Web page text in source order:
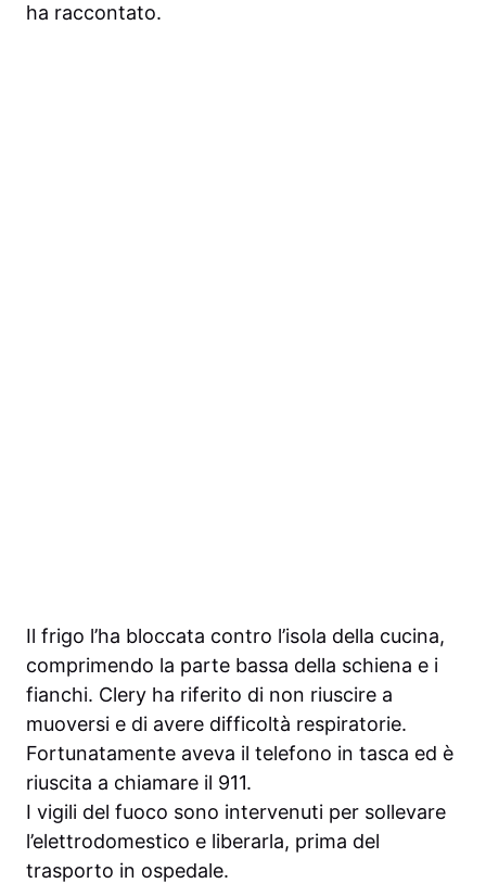
ha raccontato.
Il frigo l’ha bloccata contro l’isola della cucina,
comprimendo la parte bassa della schiena e i
fianchi. Clery ha riferito di non riuscire a
muoversi e di avere difficoltà respiratorie.
Fortunatamente aveva il telefono in tasca ed è
riuscita a chiamare il 911.
I vigili del fuoco sono intervenuti per sollevare
l’elettrodomestico e liberarla, prima del
trasporto in ospedale.